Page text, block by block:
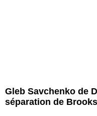
Gleb Savchenko de
séparation de